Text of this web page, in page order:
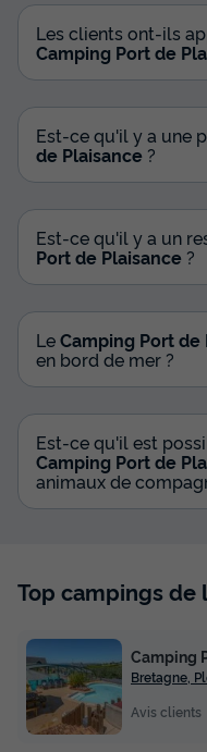
MOBILHOME 5
Ch. | 5 Pers. |
Annulation gratuite
30m² 5
Terrasse semi-couverte
Lave-vaisselle
Terrasse Surélevée | TV
du 26/09/2026au
Meilleur prix pour 7
Modifier les dates
Voir
Les clients ont-ils
Camping Port de
Est-ce qu'il y a une
de Plaisance ?
Est-ce qu'il y a un
Port de Plaisance ?
LeCamping Port de
en bord de mer ?
Est-ce qu'il est
Camping Port de
animaux de
Top campings de
Camping
Bretagne,
Avis clients